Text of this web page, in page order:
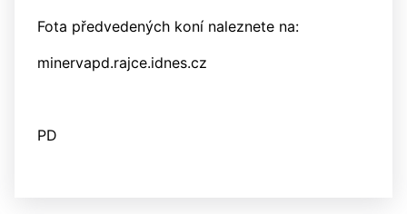
Fota předvedených koní naleznete na:
minervapd.rajce.idnes.cz
PD